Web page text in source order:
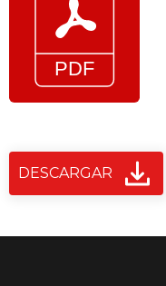
DESCARGAR